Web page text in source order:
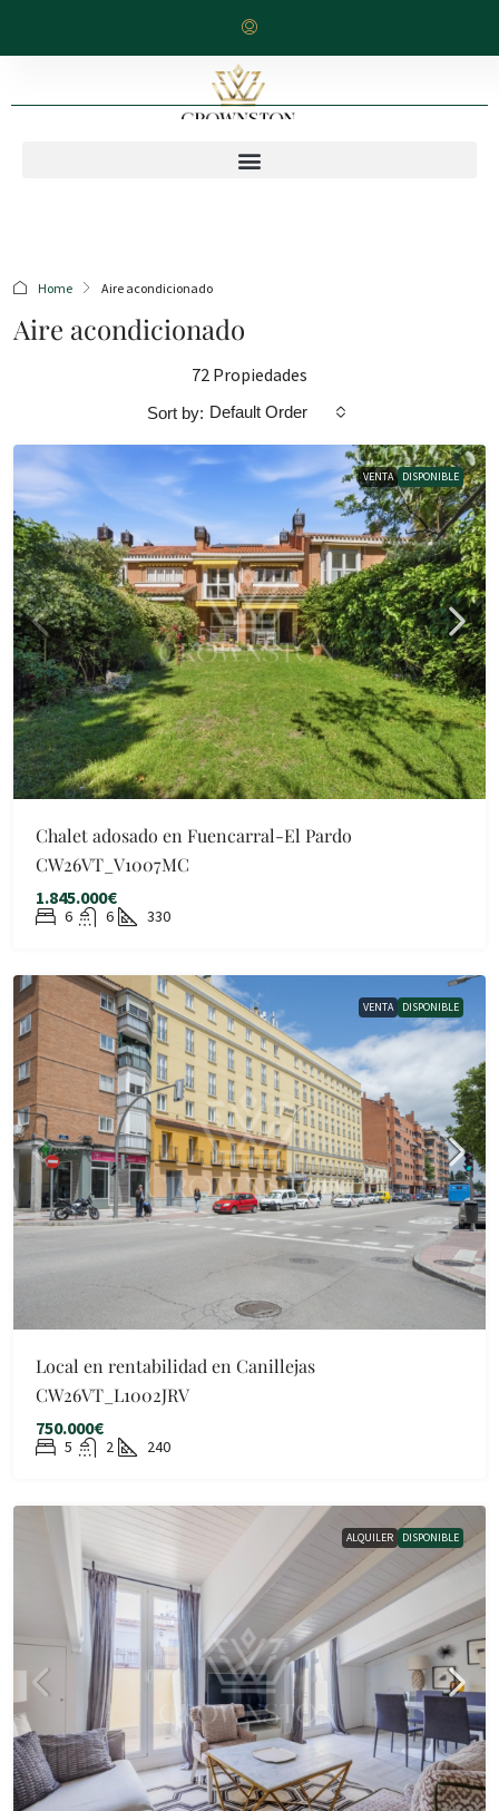
Home Aire acondicionado
Aire acondicionado
72 Propiedades
Sort by: Default Order
VENTA DISPONIBLE
Chalet adosado en Fuencarral-El Pardo
CW26VT_V1007MC
1.845.000€
6 6 330
VENTA DISPONIBLE
Local en rentabilidad en Canillejas
CW26VT_L1002JRV
750.000€
5 2 240
ALQUILER DISPONIBLE